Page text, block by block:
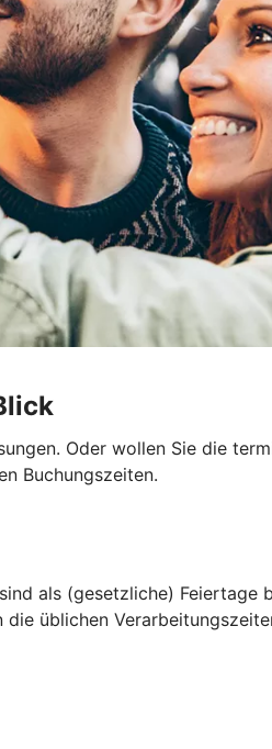
Oder wollen Sie die
Buchungszeiten.
als (gesetzliche) Feiertage
üblichen